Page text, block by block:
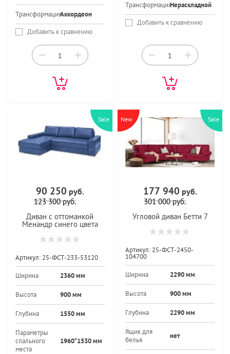
ТрансформацияАккордеон
Добавить к сравнению
− +
ТрансформацияНераскладной
Добавить к сравнению
− +
Sale
90 250 руб.
123 300руб.
Диван с оттоманкой
Менандр синего цвета
Артикул: 25-ФСТ-233-53120
Ширина 2360 мм
Высота 900 мм
Глубина 1550 мм
Параметры
спального
места
1960*1530 мм
New Sale
177 940 руб.
301 000руб.
Угловой диван Бетти 7
Артикул: 25-ФСТ-2450-
104700
Ширина 2290 мм
Высота 900 мм
Глубина 2290 мм
Ящик для
белья
нет